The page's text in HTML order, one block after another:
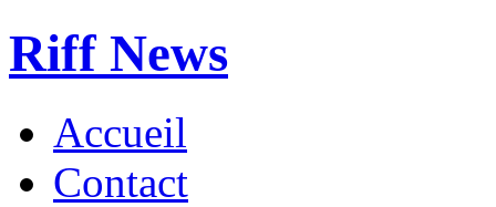
Riff News
Accueil
Contact